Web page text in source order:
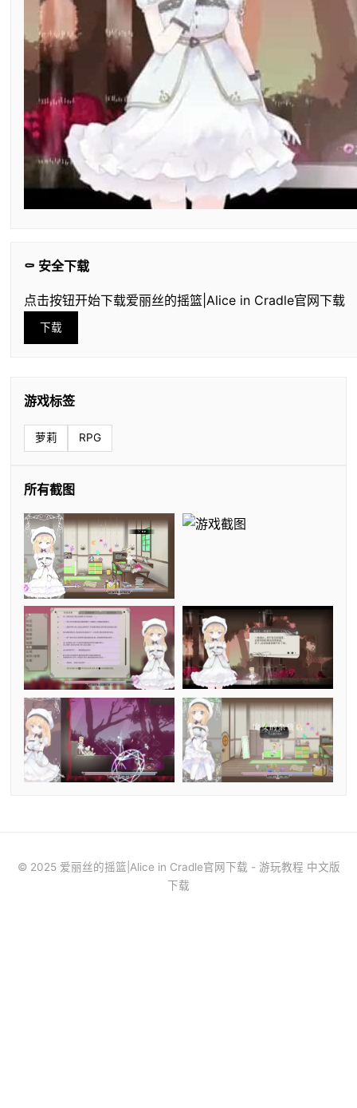
⚰️ 安全下载
点击按钮开始下载爱丽丝的摇篮|Alice in Cradle官网下载
下载
游戏标签
萝莉 RPG
所有截图
© 2025 爱丽丝的摇篮|Alice in Cradle官网下载 - 游玩教程 中文版
下载